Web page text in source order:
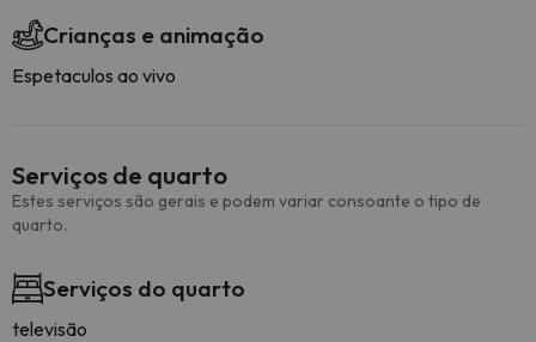
Crianças e animação
Espetaculos ao vivo
Serviços de quarto
Estes serviços são gerais e podem variar consoante o tipo de
quarto.
Serviços do quarto
televisão